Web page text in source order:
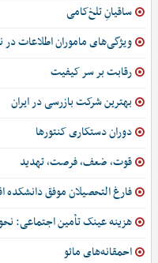
ساقیانِ تلخ‌کامی
ویژگی‌های ماموران اطلاعات
رقابت بر سر کیفیت
بهترین شرکت بازرسی در ایران
دوران دستکاری کنتورها
قوت، ضعف، فرصت، تهدید
فارغ التحصیلان موفق
هزینه عینک تأمین اجتماعی:
احمقانه‌های مائو